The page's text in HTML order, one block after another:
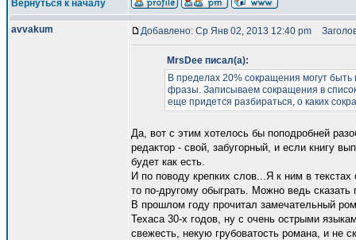
Вернуться к началу
avvakum Добавлено: Ср Янв 02, 2013 12:40 pm
MrsDee писал(а):
В пределах 20% сокращения могут быть
фразы. Записываем сокращения в
еще придется разбираться, о каких
Да, вот с этим хотелось бы поподробней
редактор - свой, забугорный, и если книгу
будет как есть.
И по поводу крепких слов...Я к ним в
то по-другому обыграть. Можно ведь
В прошлом году прочитал замечательный
Техаса 30-х годов, ну с очень острыми
свежесть, некую грубоватость романа, и не